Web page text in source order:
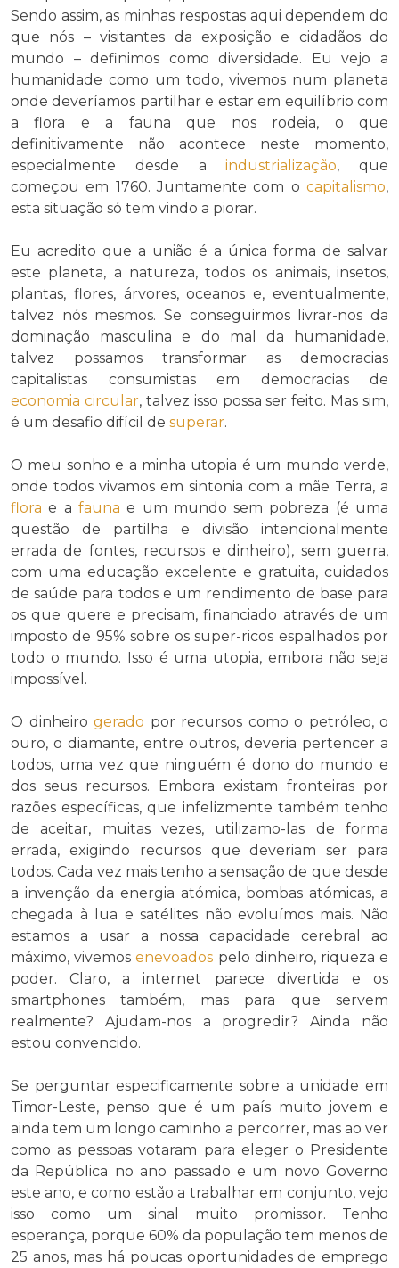
Sendo assim, as minhas respostas aqui dependem do
que nós – visitantes da exposição e cidadãos do
mundo – definimos como diversidade. Eu vejo a
humanidade como um todo, vivemos num planeta
onde deveríamos partilhar e estar em equilíbrio com
a flora e a fauna que nos rodeia, o que
definitivamente não acontece neste momento,
especialmente desde aindustrialização, que
começou em 1760. Juntamente com o capitalismo,
esta situação só tem vindo a piorar.
Eu acredito que a união é a única forma de salvar
este planeta, a natureza, todos os animais, insetos,
plantas, flores, árvores, oceanos e, eventualmente,
talvez nós mesmos. Se conseguirmos livrar-nos da
dominação masculina e do mal da humanidade,
talvez possamos transformar as democracias
capitalistas consumistas em democracias de
economia circular, talvez isso possa ser feito. Mas sim,
é um desafio difícil de superar.
O meu sonho e a minha utopia é um mundo verde,
onde todos vivamos em sintonia com a mãe Terra, a
flora e a fauna e um mundo sem pobreza (é uma
questão de partilha e divisão intencionalmente
errada de fontes, recursos e dinheiro), sem guerra,
com uma educação excelente e gratuita, cuidados
de saúde para todos e um rendimento de base para
os que quere e precisam, financiado através de um
imposto de 95% sobre os super-ricos espalhados por
todo o mundo. Isso é uma utopia, embora não seja
impossível.
O dinheiro gerado por recursos como o petróleo, o
ouro, o diamante, entre outros, deveria pertencer a
todos, uma vez que ninguém é dono do mundo e
dos seus recursos. Embora existam fronteiras por
razões específicas, que infelizmente também tenho
de aceitar, muitas vezes, utilizamo-las de forma
errada, exigindo recursos que deveriam ser para
todos. Cada vez mais tenho a sensação de que desde
a invenção da energia atómica, bombas atómicas, a
chegada à lua e satélites não evoluímos mais. Não
estamos a usar a nossa capacidade cerebral ao
máximo, vivemosenevoados pelo dinheiro, riqueza e
poder. Claro, a internet parece divertida e os
smartphones também, mas para que servem
realmente? Ajudam-nos a progredir? Ainda não
estou convencido.
Se perguntar especificamente sobre a unidade em
Timor-Leste, penso que é um país muito jovem e
ainda tem um longo caminho a percorrer, mas ao ver
como as pessoas votaram para eleger o Presidente
da República no ano passado e um novo Governo
este ano, e como estão a trabalhar em conjunto, vejo
isso como um sinal muito promissor. Tenho
esperança, porque 60% da população tem menos de
25 anos, mas há poucas oportunidades de emprego